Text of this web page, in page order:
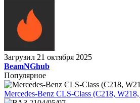
Загрузил 21 октября 2025
BeamNGhub
Популярное
Mercedes-Benz CLS-Class (C218,